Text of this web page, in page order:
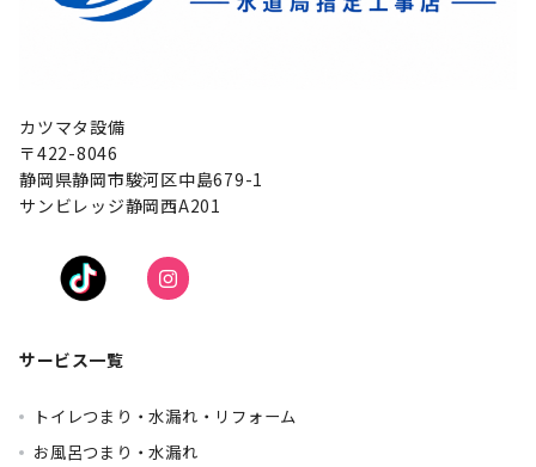
カツマタ設備
〒422-8046
静岡県静岡市駿河区中島679-1
サンビレッジ静岡西A201
サービス一覧
トイレつまり・水漏れ・リフォーム
お風呂つまり・水漏れ